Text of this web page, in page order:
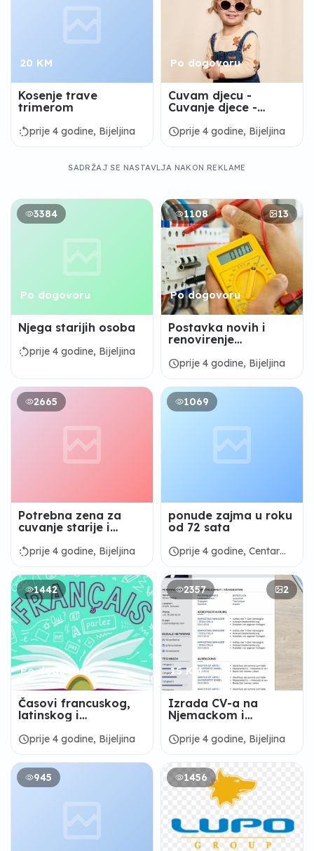
20 KM
Kosenje trave
trimerom
rotate_leftprije 4 godine, Bijeljina
Po dogovoru
Cuvam djecu -
Cuvanje djece -
scheduleprije 4 godine, Bijeljina
SADRŽAJ SE NASTAVLJA NAKON REKLAME
3384
Po dogovoru
Njega starijih osoba
rotate_leftprije 4 godine, Bijeljina
1108 13
Po dogovoru
Postavka novih i
renovirenje
,vodo instalacija
scheduleprije 4 godine, Bijeljina
2665
Potrebna zena za
cuvanje starije i
rotate_leftprije 4 godine, Bijeljina
1069
ponude zajma u roku
od 72 sata
scheduleprije 4 godine, Centar
1442
Po dogovoru
Časovi francuskog,
latinskog i
scheduleprije 4 godine, Bijeljina
2357 2
15 KM
Izrada CV-a na
Njemackom i
scheduleprije 4 godine, Bijeljina
945 1456